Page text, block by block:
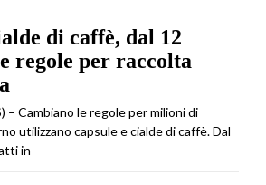
di caffè, dal 12
regole per raccolta
– Cambiano le regole per milioni di
utilizzano capsule e cialde di caffè. Dal
in